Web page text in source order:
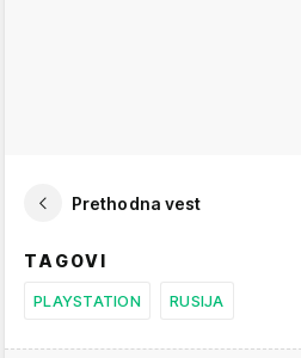
Prethodna vest
TAGOVI
PLAYSTATION RUSIJA